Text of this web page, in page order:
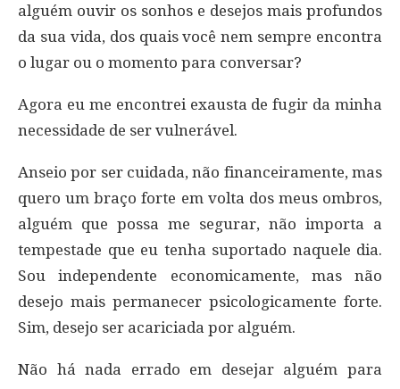
alguém ouvir os sonhos e desejos mais profundos
da sua vida, dos quais você nem sempre encontra
o lugar ou o momento para conversar?
Agora eu me encontrei exausta de fugir da minha
necessidade de ser vulnerável.
Anseio por ser cuidada, não financeiramente, mas
quero um braço forte em volta dos meus ombros,
alguém que possa me segurar, não importa a
tempestade que eu tenha suportado naquele dia.
Sou independente economicamente, mas não
desejo mais permanecer psicologicamente forte.
Sim, desejo ser acariciada por alguém.
Não há nada errado em desejar alguém para